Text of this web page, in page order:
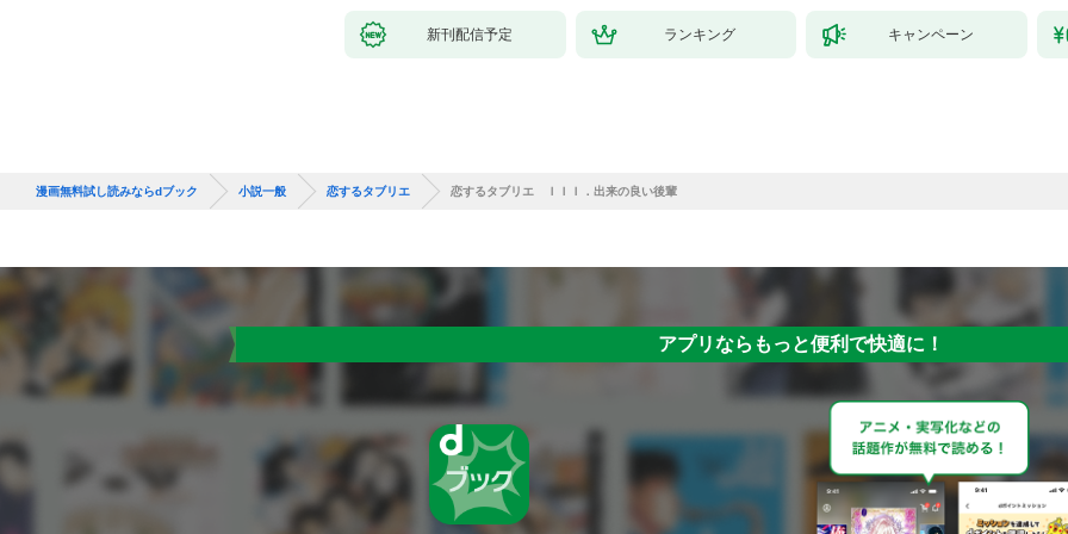
新刊配信予定 ランキング キャンペーン
漫画無料試し読みならdブック 小説一般 恋するタブリエ 恋するタブリエ ＩＩＩ．出来の良い後輩
アプリならもっと便利で快適に！